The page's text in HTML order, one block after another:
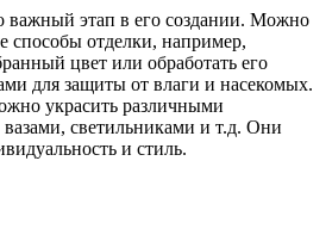
важный этап в его создании. Можно
способы отделки, например,
цвет или обработать его
для защиты от влаги и насекомых.
украсить различными
вазами, светильниками и т.д. Они
и стиль.